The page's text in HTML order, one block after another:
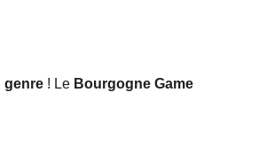
genre ! Le Bourgogne Game